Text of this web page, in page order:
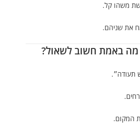
משהו קל.
את שניהם.
מה באמת חשוב לשאול?
תעודה״.
המקום.